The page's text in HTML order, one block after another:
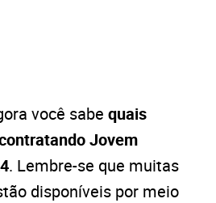
você sabe quais
Jovem
. Lembre-se que muitas
disponíveis por meio